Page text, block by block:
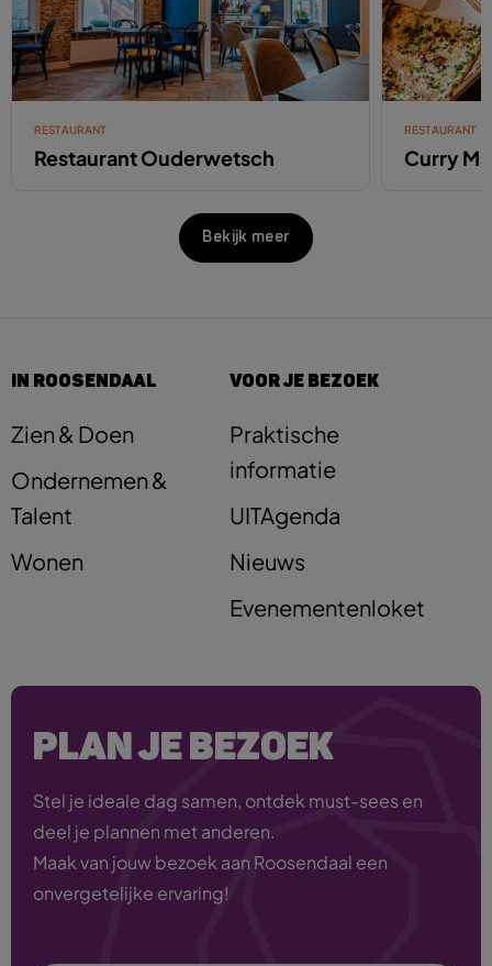
RESTAURANT
Restaurant Ouderwetsch
RESTAURANT
Curry
Bekijk meer
IN ROOSENDAAL
Zien & Doen
Ondernemen &
Talent
Wonen
VOOR JE BEZOEK
Praktische
informatie
UITAgenda
Nieuws
Evenementenloket
PLAN JE BEZOEK
Stel je ideale dag samen, ontdek must-sees en
deel je plannen met anderen.
Maak van jouw bezoek aan Roosendaal een
onvergetelijke ervaring!